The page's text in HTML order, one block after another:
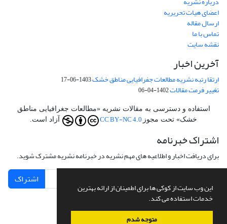
این وب سایت از کوکی ها برای اطمینان از ارائه بهترین
خدمات استفاده می کند.
متوجه شدم
اعضای هیات تحریریه
ارسال مقاله
تماس با ما
نقشه سایت
آخرین اخبار
ارتقا رتبه نشریه مطالعات جفرافیایی مناطق خشک1403-06-17
تغییر فرمت مقالات1402-04-06
استفاده و دسترسی به مقالات نشریه «مطالعات جغرافیایی مناطق
خشک» تحت مجوز CC BY-NC 4.0 آزاد است.
اشتراک خبرنامه
برای دریافت اخبار و اطلاعیه های مهم نشریه در خبرنامه نشریه مشترک شوید.
اشتراک